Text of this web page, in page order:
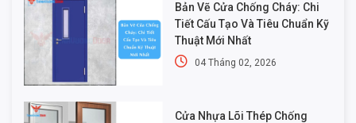
Bản Vẽ Cửa Chống Cháy: Chi
Tiết Cấu Tạo Và Tiêu Chuẩn Kỹ
Thuật Mới Nhất
04 Tháng 02, 2026
Cửa Nhựa Lõi Thép Chống